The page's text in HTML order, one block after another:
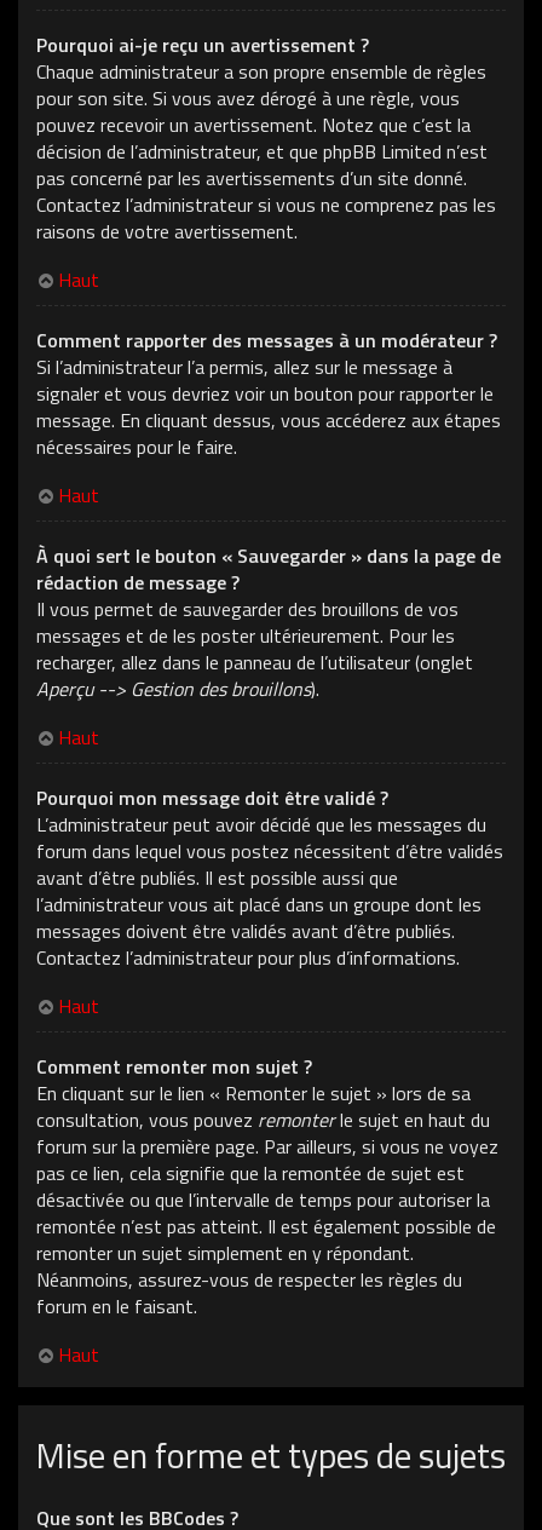
Pourquoi ai-je reçu un avertissement ?
Chaque administrateur a son propre ensemble de règles
pour son site. Si vous avez dérogé à une règle, vous
pouvez recevoir un avertissement. Notez que c’est la
décision de l’administrateur, et que phpBB Limited n’est
pas concerné par les avertissements d’un site donné.
Contactez l’administrateur si vous ne comprenez pas les
raisons de votre avertissement.
Haut
Comment rapporter des messages à un modérateur ?
Si l’administrateur l’a permis, allez sur le message à
signaler et vous devriez voir un bouton pour rapporter le
message. En cliquant dessus, vous accéderez aux étapes
nécessaires pour le faire.
Haut
À quoi sert le bouton « Sauvegarder » dans la page de
rédaction de message ?
Il vous permet de sauvegarder des brouillons de vos
messages et de les poster ultérieurement. Pour les
recharger, allez dans le panneau de l’utilisateur (onglet
Aperçu --> Gestion des brouillons).
Haut
Pourquoi mon message doit être validé ?
L’administrateur peut avoir décidé que les messages du
forum dans lequel vous postez nécessitent d’être validés
avant d’être publiés. Il est possible aussi que
l’administrateur vous ait placé dans un groupe dont les
messages doivent être validés avant d’être publiés.
Contactez l’administrateur pour plus d’informations.
Haut
Comment remonter mon sujet ?
En cliquant sur le lien « Remonter le sujet » lors de sa
consultation, vous pouvez remonterle sujet en haut du
forum sur la première page. Par ailleurs, si vous ne voyez
pas ce lien, cela signifie que la remontée de sujet est
désactivée ou que l’intervalle de temps pour autoriser la
remontée n’est pas atteint. Il est également possible de
remonter un sujet simplement en y répondant.
Néanmoins, assurez-vous de respecter les règles du
forum en le faisant.
Haut
Mise en forme et types de sujets
Que sont les BBCodes ?